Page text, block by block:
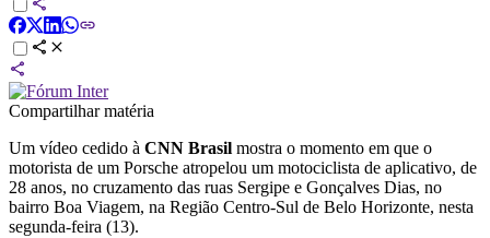
Compartilhar matéria
Um vídeo cedido à CNN Brasil mostra o momento em que o
motorista de um Porsche atropelou um motociclista de aplicativo, de
28 anos, no cruzamento das ruas Sergipe e Gonçalves Dias, no
bairro Boa Viagem, na Região Centro-Sul de Belo Horizonte, nesta
segunda-feira (13).